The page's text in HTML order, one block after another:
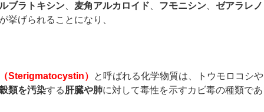
ルブラトキシン 麦角アルカロイド フモニシン
ゼアラレノ
挙げられることになり、
Sterigmatocystin）
と呼ばれる化学物質は、トウモロコシや
類を汚染する肝臓や肺に対して毒性を示すカビ毒の種類であ